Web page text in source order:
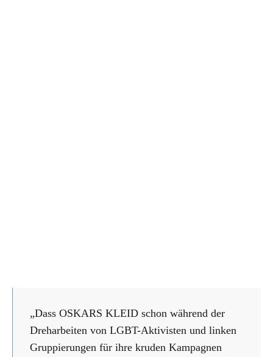
„Dass OSKARS KLEID schon während der
Dreharbeiten von LGBT-Aktivisten und linken
Gruppierungen für ihre kruden Kampagnen